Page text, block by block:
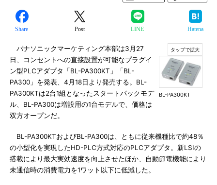
Share Post LINE Hatena
BL-PA300KT
パナソニックマーケティング本部は3月27
日、コンセントへの直接設置が可能なプラグイ
ン型PLCアダプタ「BL-PA300KT」「BL-
PA300」を発表、4月18日より発売する。BL-
PA300KTは2台1組となったスタートパックモデ
ル、BL-PA300は増設用の1台モデルで、価格は
双方オープンだ。
BL-PA300KTおよびBL-PA300は、ともに従来機種比で約48％
の小型化を実現したHD-PLC方式対応のPLCアダプタ。新LSIの
搭載により最大実効速度を向上させたほか、自動節電機能により
未通信時の消費電力を1ワット以下に低減した。